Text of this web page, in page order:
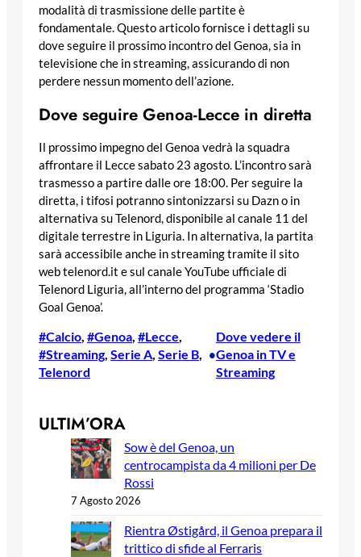
modalità di trasmissione delle partite è
fondamentale. Questo articolo fornisce i dettagli su
dove seguire il prossimo incontro del Genoa, sia in
televisione che in streaming, assicurando di non
perdere nessun momento dell’azione.
Dove seguire Genoa-Lecce in diretta
Il prossimo impegno del Genoa vedrà la squadra
affrontare il Lecce sabato 23 agosto. L’incontro sarà
trasmesso a partire dalle ore 18:00. Per seguire la
diretta, i tifosi potranno sintonizzarsi su Dazn o in
alternativa su Telenord, disponibile al canale 11 del
digitale terrestre in Liguria. In alternativa, la partita
sarà accessibile anche in streaming tramite il sito
web telenord.it e sul canale YouTube ufficiale di
Telenord Liguria, all’interno del programma ‘Stadio
Goal Genoa’.
#Calcio, #Genoa, #Lecce
#Streaming, Serie A, Serie B
Telenord
•
Dove vedere il
Genoa in TV e
Streaming
ULTIM’ORA
Sow è del Genoa, un
centrocampista da 4 milioni per De
Rossi
7 Agosto 2026
Rientra Østigård, il Genoa prepara il
trittico di sfide al Ferraris